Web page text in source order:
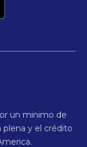
un minimo de
plena y el crédito